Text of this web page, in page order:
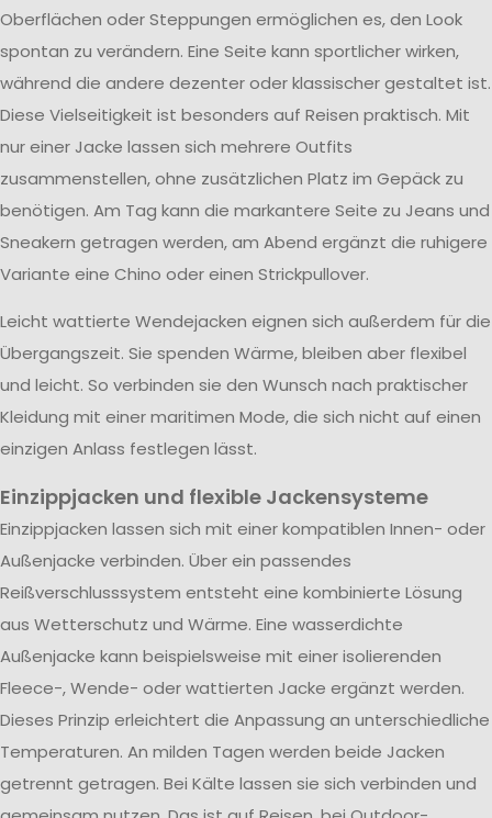
Oberflächen oder Steppungen ermöglichen es, den Look
spontan zu verändern. Eine Seite kann sportlicher wirken,
während die andere dezenter oder klassischer gestaltet ist.
Diese Vielseitigkeit ist besonders auf Reisen praktisch. Mit
nur einer Jacke lassen sich mehrere Outfits
zusammenstellen, ohne zusätzlichen Platz im Gepäck zu
benötigen. Am Tag kann die markantere Seite zu Jeans und
Sneakern getragen werden, am Abend ergänzt die ruhigere
Variante eine Chino oder einen Strickpullover.
Leicht wattierte Wendejacken eignen sich außerdem für die
Übergangszeit. Sie spenden Wärme, bleiben aber flexibel
und leicht. So verbinden sie den Wunsch nach praktischer
Kleidung mit einer maritimen Mode, die sich nicht auf einen
einzigen Anlass festlegen lässt.
Einzippjacken und flexible Jackensysteme
Einzippjacken lassen sich mit einer kompatiblen Innen- oder
Außenjacke verbinden. Über ein passendes
Reißverschlusssystem entsteht eine kombinierte Lösung
aus Wetterschutz und Wärme. Eine wasserdichte
Außenjacke kann beispielsweise mit einer isolierenden
Fleece-, Wende- oder wattierten Jacke ergänzt werden.
Dieses Prinzip erleichtert die Anpassung an unterschiedliche
Temperaturen. An milden Tagen werden beide Jacken
getrennt getragen. Bei Kälte lassen sie sich verbinden und